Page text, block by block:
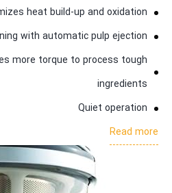
heat build-up and oxidation
with automatic pulp ejection
more torque to process tough
ingredients
Quiet operation
Read more